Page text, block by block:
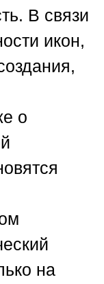
В связи
икон,
о
на